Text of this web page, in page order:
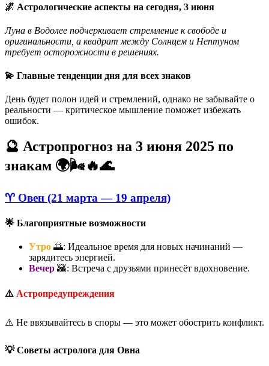
🌌 Астрологические аспекты на сегодня, 3 июня
Луна в Водолее подчеркивает стремление к свободе и
оригинальности, а квадрат между Солнцем и Нептуном
требует осторожности в решениях.
💫 Главные тенденции дня для всех знаков
День будет полон идей и стремлений, однако не забывайте о
реальности — критическое мышление поможет избежать
ошибок.
🔮 Астропрогноз на 3 июня 2025 по
знакам 🌍🌬️🔥🌊
♈ Овен (21 марта — 19 апреля)
🌟 Благоприятные возможности
Утро 🌅: Идеальное время для новых начинаний —
зарядитесь энергией.
Вечер 🌇: Встреча с друзьями принесёт вдохновение.
⚠️ Астропредупреждения
⚠️ Не ввязывайтесь в споры — это может обострить конфликт.
💡 Советы астролога для Овна